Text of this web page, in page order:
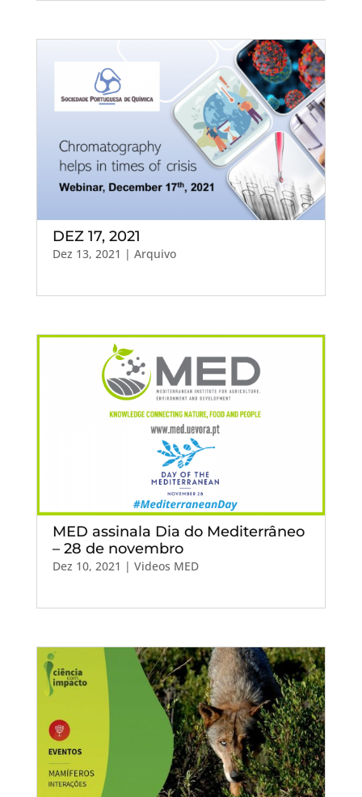
DEZ 17, 2021
Dez 13, 2021 | Arquivo
MED assinala Dia do Mediterrâneo
– 28 de novembro
Dez 10, 2021 | Videos MED